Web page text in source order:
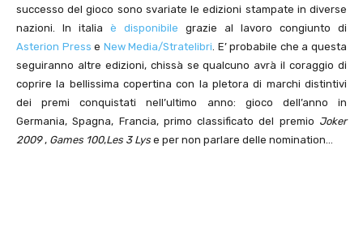
successo del gioco sono svariate le edizioni stampate in diverse
nazioni. In italia è disponibile grazie al lavoro congiunto di
Asterion Press e New Media/Stratelibri. E’ probabile che a questa
seguiranno altre edizioni, chissà se qualcuno avrà il coraggio di
coprire la bellissima copertina con la pletora di marchi distintivi
dei premi conquistati nell’ultimo anno: gioco dell’anno in
Germania, Spagna, Francia, primo classificato del premio Joker
2009, Games 100,Les 3 Lys e per non parlare delle nomination…